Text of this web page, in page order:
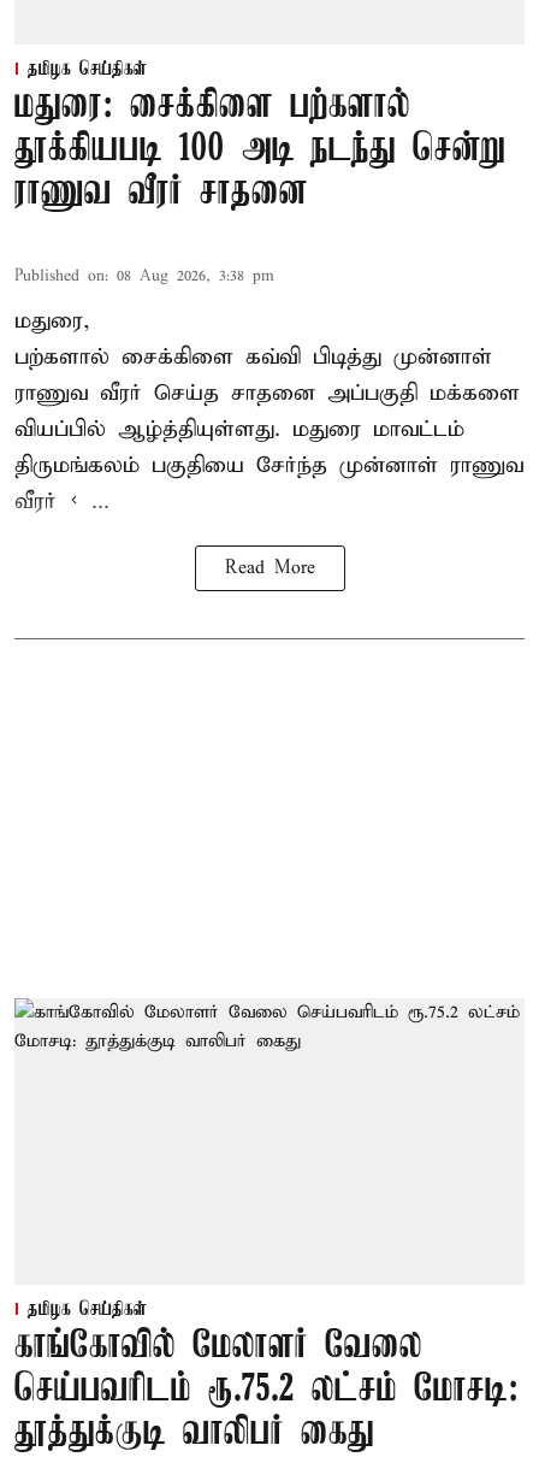
தமிழக செய்திகள்
மதுரை: சைக்கிளை பற்களால்
தூக்கியபடி 100 அடி நடந்து சென்று
ராணுவ வீரர் சாதனை
Published on: 08 Aug 2026, 3:38 pm
மதுரை,
பற்களால் சைக்கிளை கவ்வி பிடித்து முன்னாள்
ராணுவ வீரர் செய்த சாதனை அப்பகுதி மக்களை
வியப்பில் ஆழ்த்தியுள்ளது. மதுரை மாவட்டம்
திருமங்கலம் பகுதியை சேர்ந்த முன்னாள் ராணுவ
வீரர் < ...
Read More
தமிழக செய்திகள்
காங்கோவில் மேலாளர் வேலை
செய்பவரிடம் ரூ.75.2 லட்சம் மோசடி:
தூத்துக்குடி வாலிபர் கைது